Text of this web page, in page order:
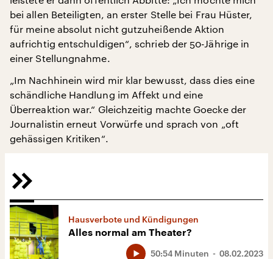
bei allen Beteiligten, an erster Stelle bei Frau Hüster,
für meine absolut nicht gutzuheißende Aktion
aufrichtig entschuldigen“, schrieb der 50-Jährige in
einer Stellungnahme.
„Im Nachhinein wird mir klar bewusst, dass dies eine
schändliche Handlung im Affekt und eine
Überreaktion war.“ Gleichzeitig machte Goecke der
Journalistin erneut Vorwürfe und sprach von „oft
gehässigen Kritiken“.
Hausverbote und Kündigungen
Alles normal am Theater?
08.02.2023
50:54 Minuten